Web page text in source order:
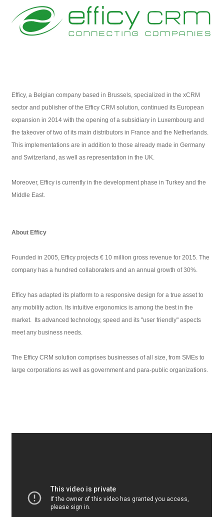
Efficy, a Belgian company based in Brussels, specialized in the xCRM
sector and publisher of the Efficy CRM solution, continued its European
expansion in 2014 with the opening of a subsidiary in Luxembourg and
the takeover of two of its main distributors in France and the Netherlands.
This implementations are in addition to those already made in Germany
and Switzerland, as well as representation in the UK.
Moreover, Efficy is currently in the development phase in Turkey and the
Middle East.
About Efficy
Founded in 2005, Efficy projects € 10 million gross revenue for 2015. The
company has a hundred collaboraters and an annual growth of 30%.
Efficy has adapted its platform to a responsive design for a true asset to
any mobility action. Its intuitive ergonomics is among the best in the
market. Its advanced technology, speed and its "user friendly" aspects
meet any business needs.
The Efficy CRM solution comprises businesses of all size, from SMEs to
large corporations as well as government and para-public organizations.